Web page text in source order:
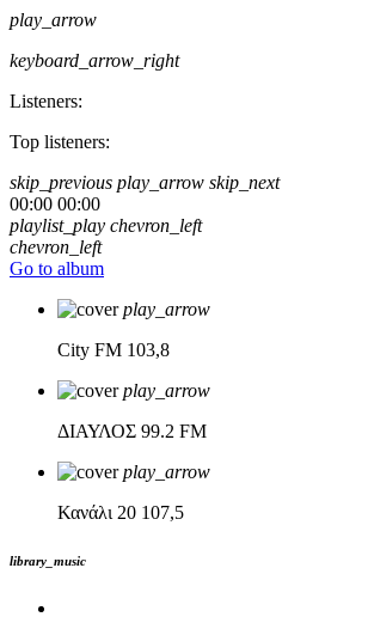
play_arrow
keyboard_arrow_right
Listeners:
Top listeners:
skip_previous play_arrow skip_next
00:00 00:00
playlist_play chevron_left
chevron_left
Go to album
play_arrow
City FM 103,8
play_arrow
ΔΙΑΥΛΟΣ 99.2 FM
play_arrow
Κανάλι 20 107,5
library_music